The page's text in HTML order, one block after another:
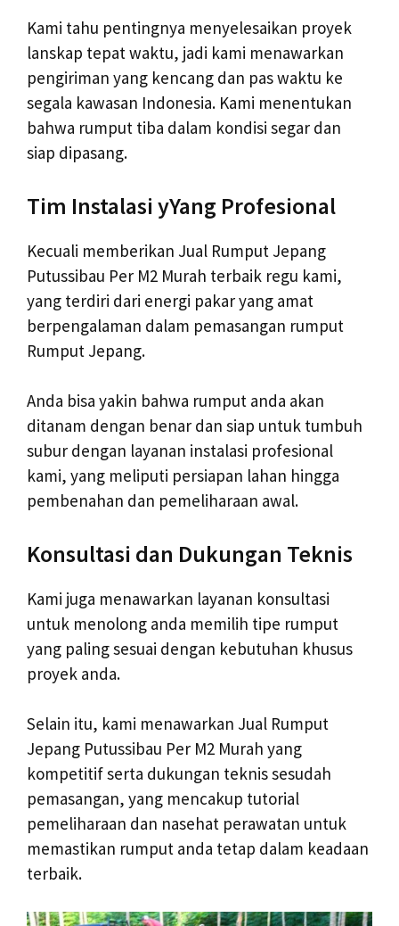
Kami tahu pentingnya menyelesaikan proyek
lanskap tepat waktu, jadi kami menawarkan
pengiriman yang kencang dan pas waktu ke
segala kawasan Indonesia. Kami menentukan
bahwa rumput tiba dalam kondisi segar dan
siap dipasang.
Tim Instalasi yYang Profesional
Kecuali memberikan Jual Rumput Jepang
Putussibau Per M2 Murah terbaik regu kami,
yang terdiri dari energi pakar yang amat
berpengalaman dalam pemasangan rumput
Rumput Jepang.
Anda bisa yakin bahwa rumput anda akan
ditanam dengan benar dan siap untuk tumbuh
subur dengan layanan instalasi profesional
kami, yang meliputi persiapan lahan hingga
pembenahan dan pemeliharaan awal.
Konsultasi dan Dukungan Teknis
Kami juga menawarkan layanan konsultasi
untuk menolong anda memilih tipe rumput
yang paling sesuai dengan kebutuhan khusus
proyek anda.
Selain itu, kami menawarkan Jual Rumput
Jepang Putussibau Per M2 Murah yang
kompetitif serta dukungan teknis sesudah
pemasangan, yang mencakup tutorial
pemeliharaan dan nasehat perawatan untuk
memastikan rumput anda tetap dalam keadaan
terbaik.